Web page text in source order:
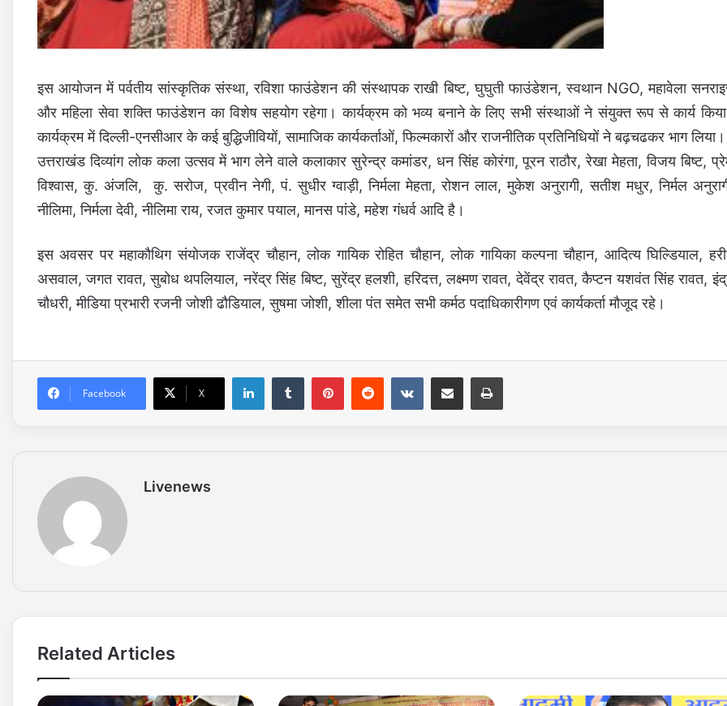
इस आयोजन में पर्वतीय सांस्कृतिक संस्था, रविशा फाउंडेशन की संस्थापक राखी बिष्ट, घुघुती फाउंडेशन, स्वथान NGO, महावेला
और महिला सेवा शक्ति फाउंडेशन का विशेष सहयोग रहेगा। कार्यक्रम को भव्य बनाने के लिए सभी संस्थाओं ने संयुक्त रूप से कार्य
कार्यक्रम में दिल्ली-एनसीआर के कई बुद्धिजीवियों, सामाजिक कार्यकर्ताओं, फिल्मकारों और राजनीतिक प्रतिनिधियों ने बढ़चढकर भाग लिया।
उत्तराखंड दिव्यांग लोक कला उत्सव में भाग लेने वाले कलाकार सुरेन्द्र कमांडर, धन सिंह कोरंगा, पूरन राठौर, रेखा मेहता, विजय बिष्ट,
विश्वास, कु. अंजलि, कु. सरोज, प्रवीन नेगी, पं. सुधीर ग्वाड़ी, निर्मला मेहता, रोशन लाल, मुकेश अनुरागी, सतीश मधुर, निर्मल
नीलिमा, निर्मला देवी, नीलिमा राय, रजत कुमार पयाल, मानस पांडे, महेश गंधर्व आदि है।
इस अवसर पर महाकौथिग संयोजक राजेंद्र चौहान, लोक गायिक रोहित चौहान, लोक गायिका कल्पना चौहान, आदित्य घिल्डियाल,
असवाल, जगत रावत, सुबोध थपलियाल, नरेंद्र सिंह बिष्ट, सुरेंद्र हलशी, हरिदत्त, लक्ष्मण रावत, देवेंद्र रावत, कैप्टन यशवंत सिंह रावत,
चौधरी, मीडिया प्रभारी रजनी जोशी ढौडियाल, सुषमा जोशी, शीला पंत समेत सभी कर्मठ पदाधिकारीगण एवं कार्यकर्ता मौजूद रहे।
Facebook X
Livenews
Related Articles